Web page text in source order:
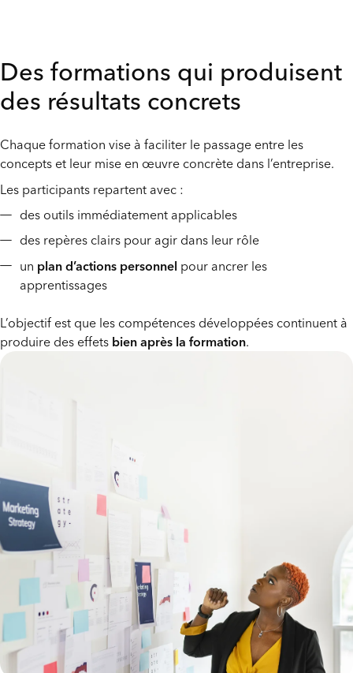
Des formations qui produisent
des résultats concrets
Chaque formation vise à faciliter le passage entre les
concepts et leur mise en œuvre concrète dans l’entreprise.
Les participants repartent avec :
des outils immédiatement applicables
des repères clairs pour agir dans leur rôle
un plan d’actions personnel pour ancrer les
apprentissages
L’objectif est que les compétences développées continuent à
produire des effets bien après la formation.